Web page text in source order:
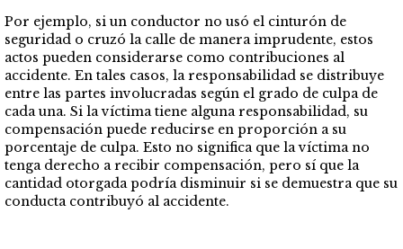
Por ejemplo, si un conductor no usó el cinturón de
seguridad o cruzó la calle de manera imprudente, estos
actos pueden considerarse como contribuciones al
accidente. En tales casos, la responsabilidad se distribuye
entre las partes involucradas según el grado de culpa de
cada una. Si la víctima tiene alguna responsabilidad, su
compensación puede reducirse en proporción a su
porcentaje de culpa. Esto no significa que la víctima no
tenga derecho a recibir compensación, pero sí que la
cantidad otorgada podría disminuir si se demuestra que su
conducta contribuyó al accidente.